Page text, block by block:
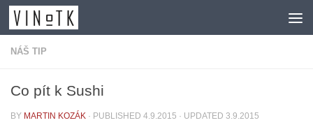
Skip to content
NÁŠ TIP
Co pít k Sushi
BY MARTIN KOZÁK · PUBLISHED 4.9.2015 · UPDATED 3.9.2015